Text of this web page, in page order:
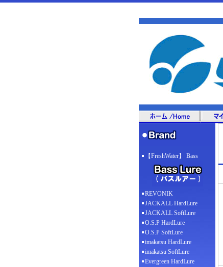
【FreshWater】 Bass
REVONIK
JACKALL HardLure
JACKALL SoftLure
O.S.P HardLure
O.S.P SoftLure
imakatsu HardLure
imakatsu SoftLure
Evergreen HardLure